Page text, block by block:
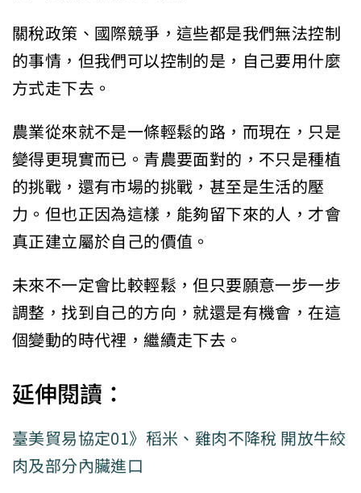
關稅政策、國際競爭，這些都是我們無法控制
的事情，但我們可以控制的是，自己要用什麼
方式走下去。
農業從來就不是一條輕鬆的路，而現在，只是
變得更現實而已。青農要面對的，不只是種植
的挑戰，還有市場的挑戰，甚至是生活的壓
力。但也正因為這樣，能夠留下來的人，才會
真正建立屬於自己的價值。
未來不一定會比較輕鬆，但只要願意一步一步
調整，找到自己的方向，就還是有機會，在這
個變動的時代裡，繼續走下去。
延伸閱讀：
臺美貿易協定01》稻米、雞肉不降稅 開放牛絞
肉及部分內臟進口